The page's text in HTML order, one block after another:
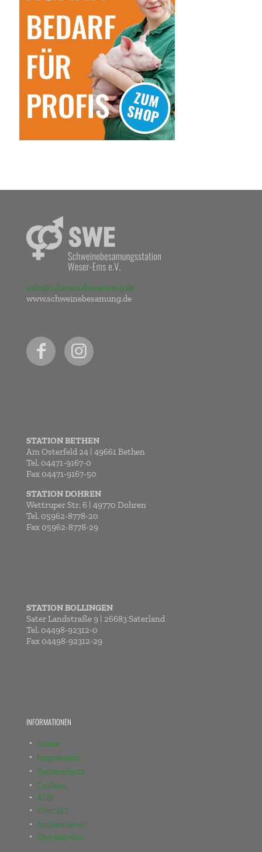
info@schweinebesamung.de
www.schweinebesamung.de
STATION BETHEN
Am Osterfeld 24 | 49661 Bethen
Tel. 04471-9167-0
Fax 04471-9167-50
STATION DOHREN
Wettruper Str. 6 | 49770 Dohren
Tel. 05962-8778-20
Fax 05962-8778-29
STATION BOLLINGEN
Sater Landstraße 9 | 26683 Saterland
Tel. 04498-92312-0
Fax 04498-92312-29
INFORMATIONEN
Home
Impressum
Datenschutz
Cookies
AGB
Kontakt
Außendienst
Eberangebot